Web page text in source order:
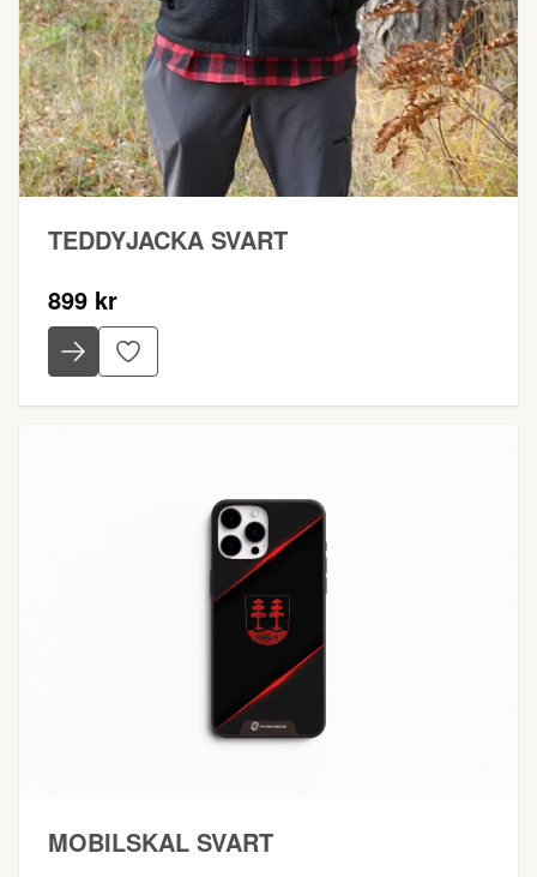
TEDDYJACKA SVART
899 kr
MOBILSKAL SVART